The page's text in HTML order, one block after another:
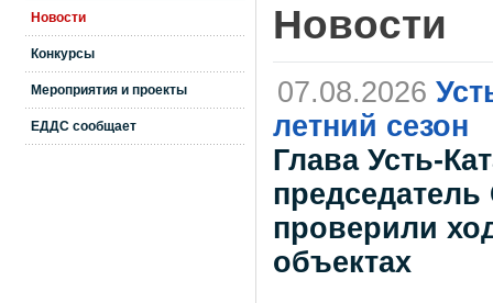
Новости
Конкурсы
Мероприятия и проекты
ЕДДС сообщает
Новости
07.08.2026
летний сезон
Глава Усть-
проверили
объектах